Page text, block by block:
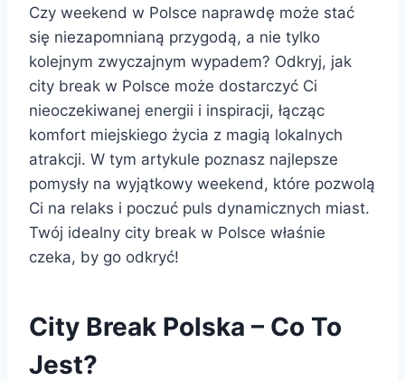
Czy weekend w Polsce naprawdę może stać
się niezapomnianą przygodą, a nie tylko
kolejnym zwyczajnym wypadem? Odkryj, jak
city break w Polsce może dostarczyć Ci
nieoczekiwanej energii i inspiracji, łącząc
komfort miejskiego życia z magią lokalnych
atrakcji. W tym artykule poznasz najlepsze
pomysły na wyjątkowy weekend, które pozwolą
Ci na relaks i poczuć puls dynamicznych miast.
Twój idealny city break w Polsce właśnie
czeka, by go odkryć!
City Break Polska – Co To
Jest?